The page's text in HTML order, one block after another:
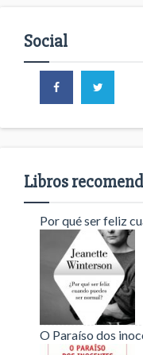
Social
Libros
Por qué ser feliz
O Paraíso dos